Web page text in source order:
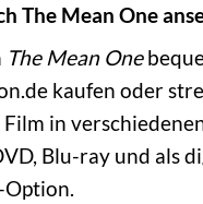
The Mean One
The Mean One
kaufen oder
in
Blu-ray und als